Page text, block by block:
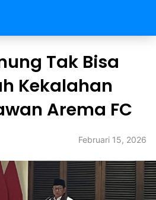
Tak Bisa
Kekalahan
Arema FC
Februari 15, 2026